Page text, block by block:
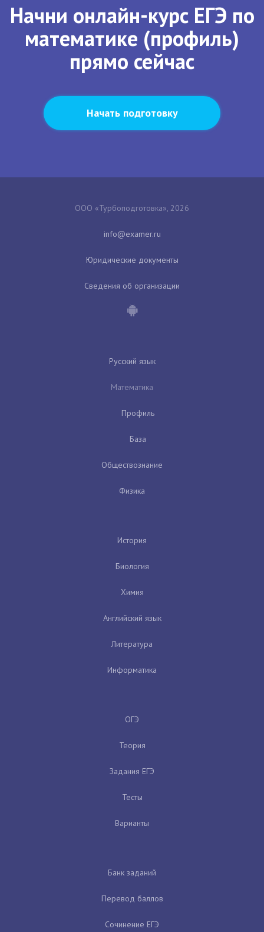
Начни онлайн-курс ЕГЭ по
математике (профиль)
прямо сейчас
Начать подготовку
ООО «Турбоподготовка», 2026
Юридические документы
Сведения об организации
Русский язык
Математика
Профиль
База
Обществознание
Физика
История
Биология
Химия
Английский язык
Литература
Информатика
ОГЭ
Теория
Задания ЕГЭ
Тесты
Варианты
Банк заданий
Перевод баллов
Сочинение ЕГЭ